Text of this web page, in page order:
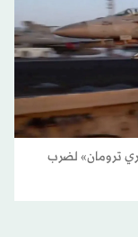
ترومان» لضرب